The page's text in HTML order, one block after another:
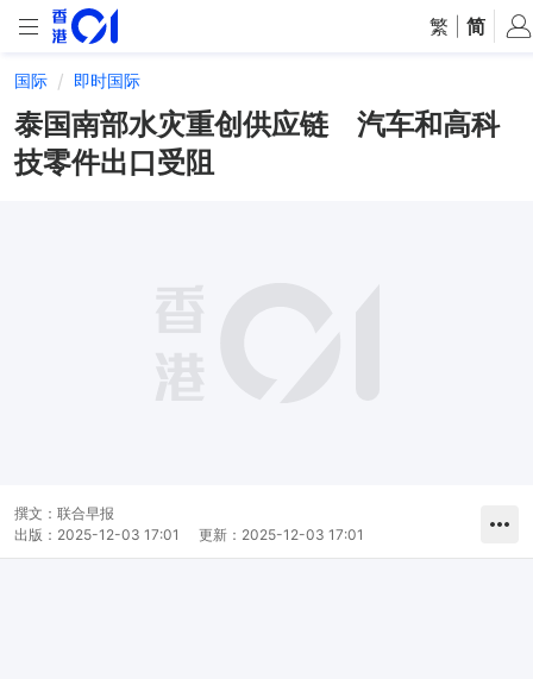
繁 简
国际 即时国际
泰国南部水灾重创供应链 汽车和高科
技零件出口受阻
撰文： 联合早报
出版： 2025-12-03 17:01 更新： 2025-12-03 17:01